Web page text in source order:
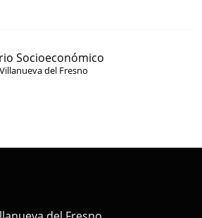
Socioeconómico
del Fresno